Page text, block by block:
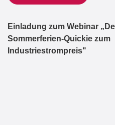
Einladung zum Webinar
Sommerferien-Quickie zum
Industriestrompreis"